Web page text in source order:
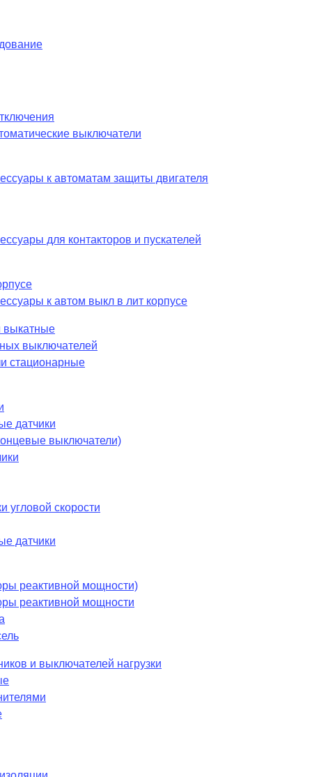
выключатели
к автоматам защиты двигателя
для контакторов и пускателей
к автом выкл в лит корпусе
выкатные
выключателей
стационарные
датчики
выключатели)
угловой скорости
датчики
реактивной мощности)
реактивной мощности
и выключателей нагрузки